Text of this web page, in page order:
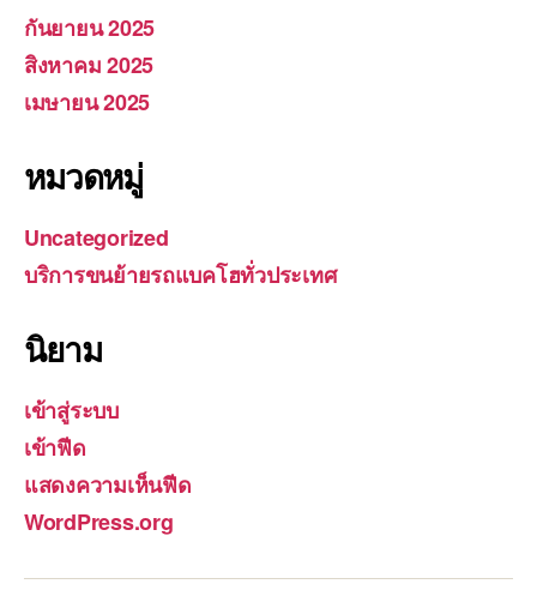
กันยายน 2025
สิงหาคม 2025
เมษายน 2025
หมวดหมู่
Uncategorized
บริการขนย้ายรถแบคโฮทั่วประเทศ
นิยาม
เข้าสู่ระบบ
เข้าฟีด
แสดงความเห็นฟีด
WordPress.org